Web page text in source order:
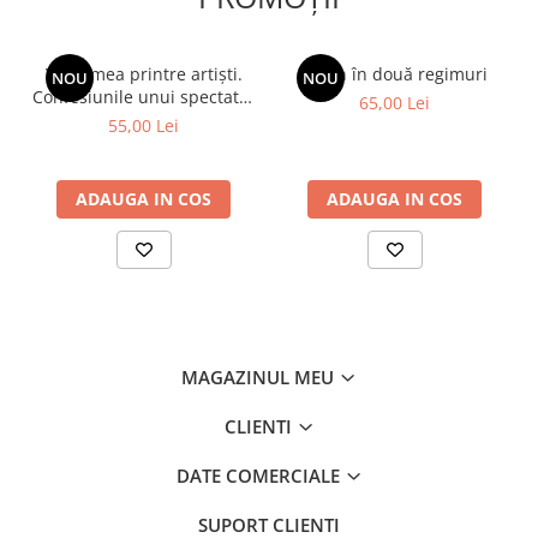
NOU
Viața mea printre artiști.
Confesiunile unui spectator
fidel
55,00 Lei
ADAUGA IN COS
NOU
Spion în două regimuri
65,00 Lei
ADAUGA IN COS
MAGAZINUL MEU
CLIENTI
DATE COMERCIALE
SUPORT CLIENTI